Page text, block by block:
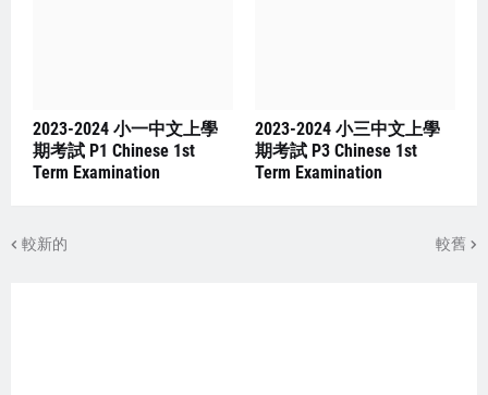
2023-2024 小一中文上學
期考試 P1 Chinese 1st
Term Examination
2023-2024 小三中文上學
期考試 P3 Chinese 1st
Term Examination
較新的 較舊